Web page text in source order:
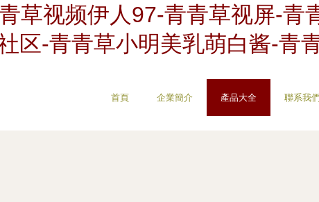
草视频伊人97-青青草视屏-青
区-青青草小明美乳萌白酱-青
首頁 企業簡介 產品大全 聯系我們